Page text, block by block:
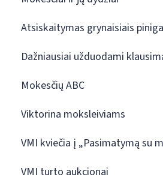
Atsiskaitymas grynaisiais
Dažniausiai užduodami
Mokesčių ABC
Viktorina moksleiviams
VMI kviečia į „Pasimatymą su
VMI turto aukcionai